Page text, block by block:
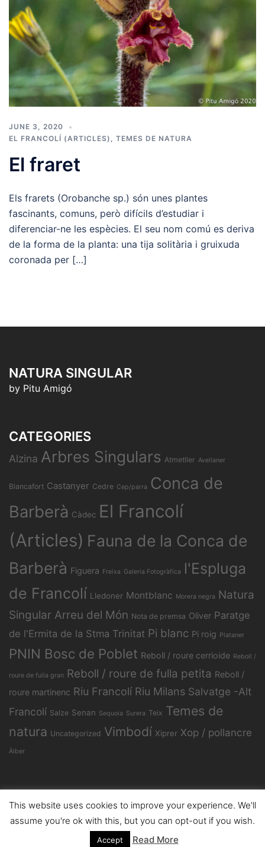
JUNE 3, 2020
EL FRANCOLÍ (ARTICLES)
TEMES DE NATURA
El fraret
Els frarets (Orobanche sp.) són unes plantes
fascinants, comuns, però difícils d’estudiar i
diferenciar-ne les espècies. El seu nom comú es deriva
de la forma de la planta: una tija solitària i gruixuda
coronada per […]
NATURA SINGULAR
by Pitu Amigó
CATEGORIES
Alzina Arbres Singulars Atmetller Avellaner
Blancafort Castanyer Cedre Cep/parra
Conca de
Barberà Càdec El Francolí
(Articles) Fauna de la Conca de
Barberà Figuera Freixa Galeria Fotogràfica
l'Espluga
de Francolí Lledoner Montblanc Morera negra
Natura
Singular Arreu del Món Nota de premsa Oliver Paratge
de l'Ermita de la Stma Trinitat Pi blanc Pi roig Plataner
PNIN Bosc de Poblet Reboll / roure cerrioide Reboll /
roure de fulla gran Reboll / roure de fulla petita Reboll /
roure martinenc Riu Francolí Riu Milans Salvatge -Alt
Francolí Salze Senan Sequoia Surera Teix Temes de
natura Uncategorized Vimbodí Xiprer Xop / pollancre
Àlber
© 2026 Natura Singular. Proudly powered bySydney
This website uses cookies to improve your experience. We'll
assume you're ok with this, but you can opt-out if you wish.
Accept Read More